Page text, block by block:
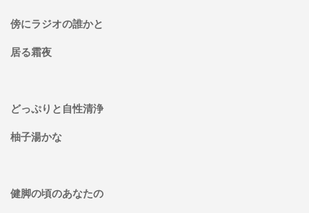
傍にラジオの誰かと
居る霜夜
どっぷりと自性清浄
柚子湯かな
健脚の頃のあなたの